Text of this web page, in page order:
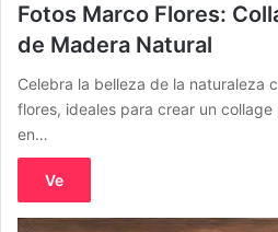
Fotos Marco Flores:
de Madera Natural
Celebra la belleza de la naturaleza
flores, ideales para crear un
en…
Ve